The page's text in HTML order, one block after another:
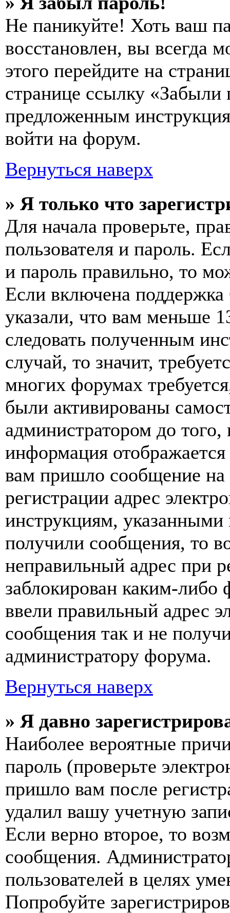
Не паникуйте! Хоть ваш
восстановлен, вы всегда
этого перейдите на
странице ссылку «Забыли
предложенным
войти на форум.
Вернуться наверх
» Я только что
Для начала проверьте,
пользователя и пароль.
и пароль правильно, то
Если включена
указали, что вам меньше
следовать полученным
случай, то значит,
многих форумах
были активированы
администратором до
информация
вам пришло сообщение
регистрации адрес
инструкциям,
получили сообщения, то
неправильный адрес при
заблокирован каким-
ввели правильный адрес
сообщения так и не
администратору форума.
Вернуться наверх
» Я давно
Наиболее вероятные
пароль (проверьте
пришло вам после
удалил вашу учетную
Если верно второе, то
сообщения.
пользователей в целях
Попробуйте